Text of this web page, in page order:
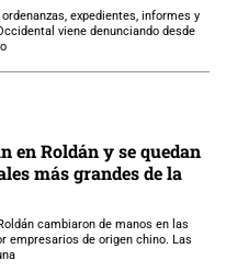
expedientes, informes y
viene denunciando desde
en Roldán y se quedan
más grandes de la
cambiaron de manos en las
empresarios de origen chino. Las